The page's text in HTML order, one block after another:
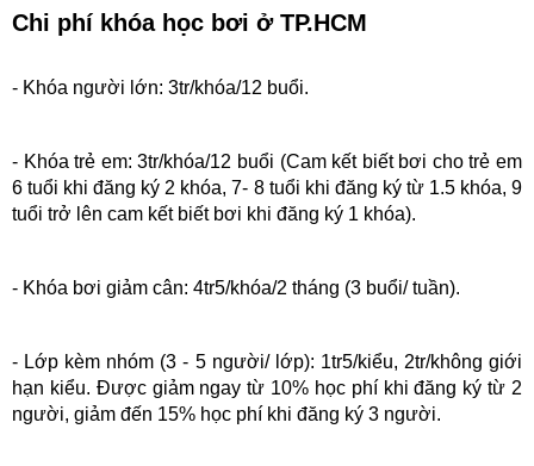
Chi phí khóa học bơi ở TP.HCM
- Khóa người lớn: 3tr/khóa/12 buổi.
- Khóa trẻ em: 3tr/khóa/12 buổi (Cam kết biết bơi cho trẻ em
6 tuổi khi đăng ký 2 khóa, 7- 8 tuổi khi đăng ký từ 1.5 khóa, 9
tuổi trở lên cam kết biết bơi khi đăng ký 1 khóa).
- Khóa bơi giảm cân: 4tr5/khóa/2 tháng (3 buổi/ tuần).
- Lớp kèm nhóm (3 - 5 người/ lớp): 1tr5/kiểu, 2tr/không giới
hạn kiểu. Được giảm ngay từ 10% học phí khi đăng ký từ 2
người, giảm đến 15% học phí khi đăng ký 3 người.